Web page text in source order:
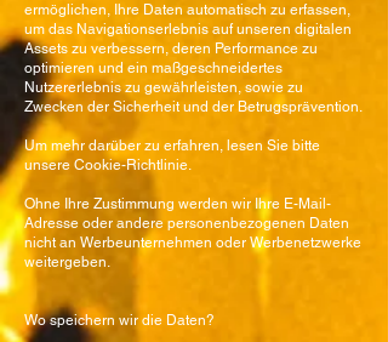
ermöglichen, Ihre Daten automatisch zu erfassen,
um das Navigationserlebnis auf unseren digitalen
Assets zu verbessern, deren Performance zu
optimieren und ein maßgeschneidertes
Nutzererlebnis zu gewährleisten, sowie zu
Zwecken der Sicherheit und der Betrugsprävention.
Um mehr darüber zu erfahren, lesen Sie bitte
unsere Cookie-Richtlinie.
Ohne Ihre Zustimmung werden wir Ihre E-Mail-
Adresse oder andere personenbezogenen Daten
nicht an Werbeunternehmen oder Werbenetzwerke
weitergeben.
Wo speichern wir die Daten?